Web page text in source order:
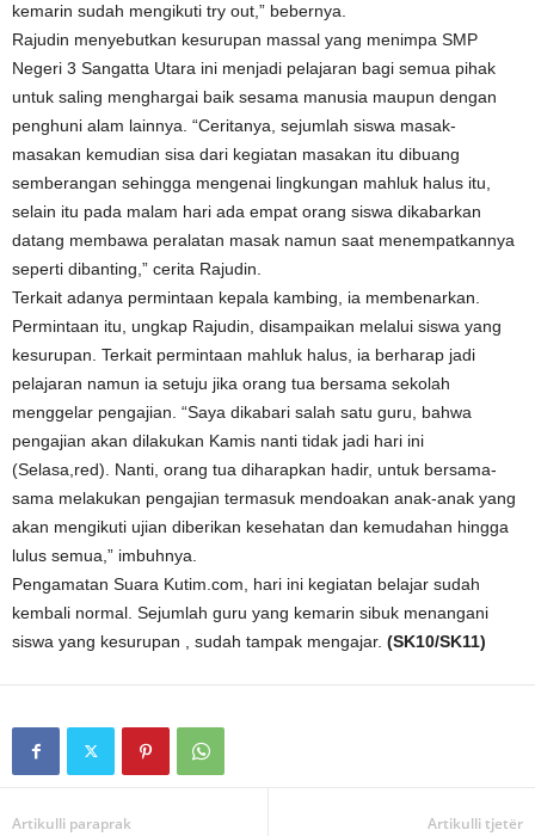
kemarin sudah mengikuti try out,” bebernya.
Rajudin menyebutkan kesurupan massal yang menimpa SMP
Negeri 3 Sangatta Utara ini menjadi pelajaran bagi semua pihak
untuk saling menghargai baik sesama manusia maupun dengan
penghuni alam lainnya. “Ceritanya, sejumlah siswa masak-
masakan kemudian sisa dari kegiatan masakan itu dibuang
semberangan sehingga mengenai lingkungan mahluk halus itu,
selain itu pada malam hari ada empat orang siswa dikabarkan
datang membawa peralatan masak namun saat menempatkannya
seperti dibanting,” cerita Rajudin.
Terkait adanya permintaan kepala kambing, ia membenarkan.
Permintaan itu, ungkap Rajudin, disampaikan melalui siswa yang
kesurupan. Terkait permintaan mahluk halus, ia berharap jadi
pelajaran namun ia setuju jika orang tua bersama sekolah
menggelar pengajian. “Saya dikabari salah satu guru, bahwa
pengajian akan dilakukan Kamis nanti tidak jadi hari ini
(Selasa,red). Nanti, orang tua diharapkan hadir, untuk bersama-
sama melakukan pengajian termasuk mendoakan anak-anak yang
akan mengikuti ujian diberikan kesehatan dan kemudahan hingga
lulus semua,” imbuhnya.
Pengamatan Suara Kutim.com, hari ini kegiatan belajar sudah
kembali normal. Sejumlah guru yang kemarin sibuk menangani
siswa yang kesurupan , sudah tampak mengajar. (SK10/SK11)
Artikulli paraprak Artikulli tjetër